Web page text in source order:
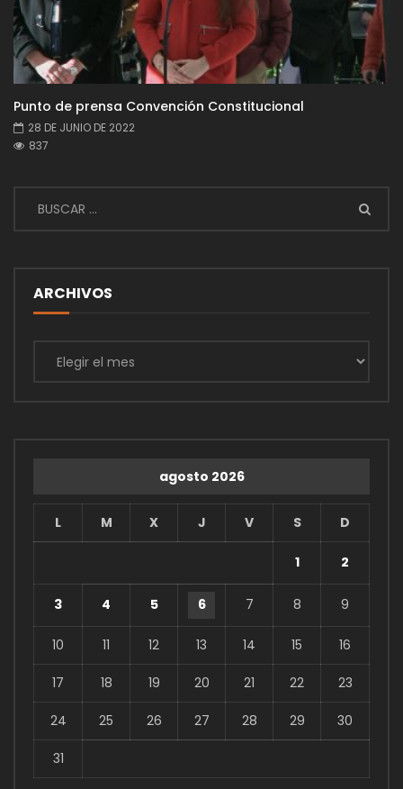
Punto de prensa Convención Constitucional
28 DE JUNIO DE 2022
837
ARCHIVOS
agosto 2026
L M X J V S D
1 2
3 4 5 6 7 8 9
10 11 12 13 14 15 16
17 18 19 20 21 22 23
24 25 26 27 28 29 30
31